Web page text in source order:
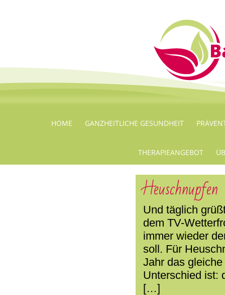
HOME GANZHEITLICHE GESUNDHEIT
THERAPIEANGEBOT
Heuschnupfen
Und täglich
dem TV-
immer wieder
soll. Für
Jahr das
Unterschied ist:
[…]